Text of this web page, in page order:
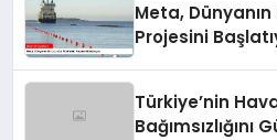
Meta, Dünyanın
Projesini
Türkiye’nin
Bağımsızlığını